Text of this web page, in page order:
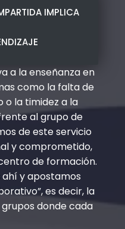
IMPLICA
a la enseñanza en
como la falta de
o la timidez a la
al grupo de
de este servicio
y comprometido,
de formación.
y apostamos
es decir, la
donde cada